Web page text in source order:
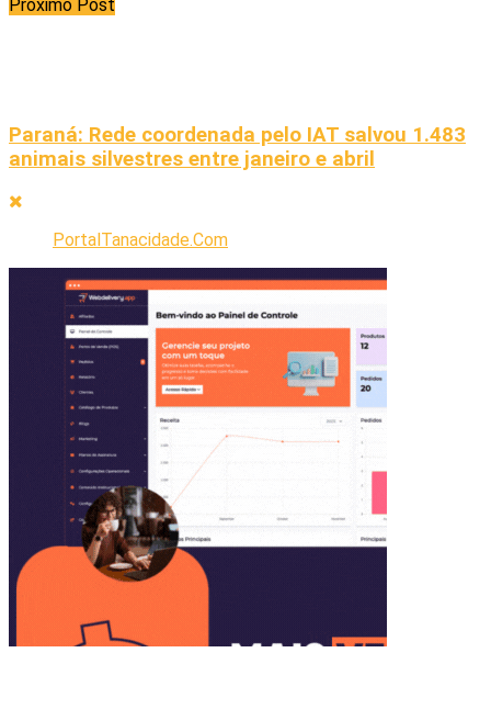
Próximo Post
Paraná: Rede coordenada pelo IAT salvou 1.483
animais silvestres entre janeiro e abril
PortalTanacidade.Com